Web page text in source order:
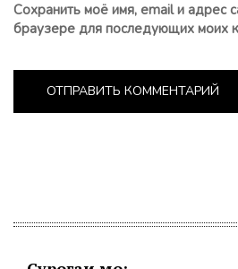
Сохранить моё имя, email и адрес
браузере для последующих моих